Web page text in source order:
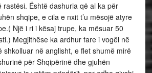
rastësi. Është dashuria që ai ka për
shqipe, e cila e nxit t’u mësojë atyre
Një i ri i kësaj trupe, ka mësuar 50
Megjithëse ka ardhur fare i vogël në
shkolluar në anglisht, e flet shumë mirë
për Shqipërinë dhe gjuhën